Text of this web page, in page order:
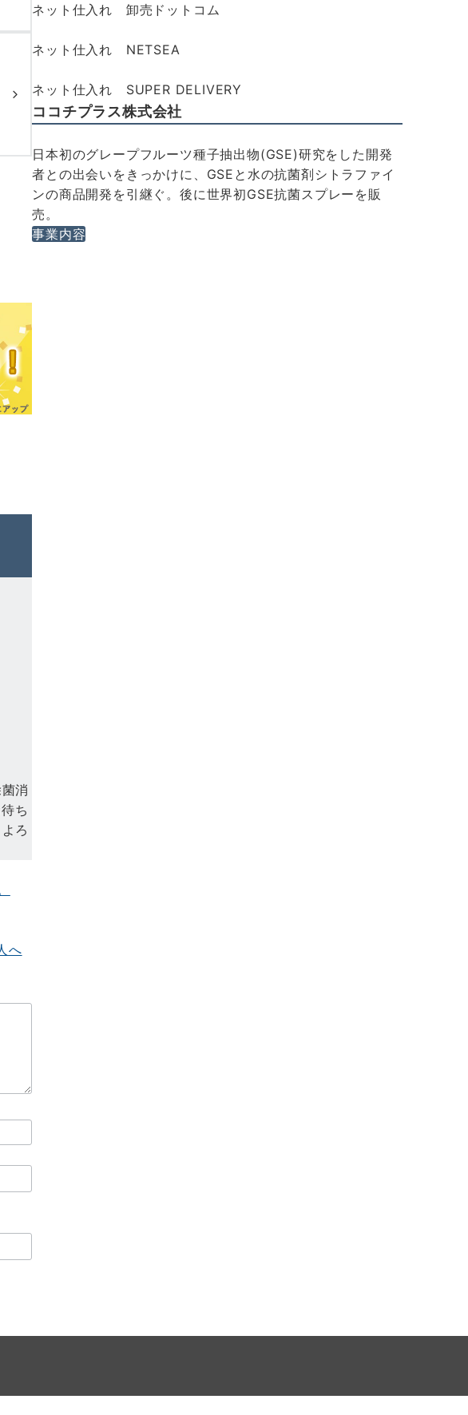
消
ち
ろ
へ
ネット仕入れ 卸売ドットコム
ネット仕入れ NETSEA
ネット仕入れ SUPER DELIVERY
ココチプラス株式会社
日本初のグレープフルーツ種子抽出物(GSE)研究をした開発
者との出会いをきっかけに、GSEと水の抗菌剤シトラファイ
ンの商品開発を引継ぐ。後に世界初GSE抗菌スプレーを販
売。
事業内容